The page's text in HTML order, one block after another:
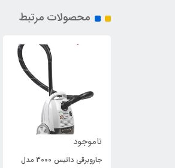
محصولات مرتبط
ناموجود
هود مورب آلتون مدل H311